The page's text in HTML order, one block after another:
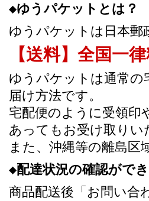
◆ゆうパケットとは？
ゆうパケットは日本郵
【送料】全国一
ゆうパケットは通常の
届け方法です。
宅配便のように受領印
あってもお受け取りい
また、沖縄等の離島区
◆配達状況の確認がで
商品配送後「お問い合